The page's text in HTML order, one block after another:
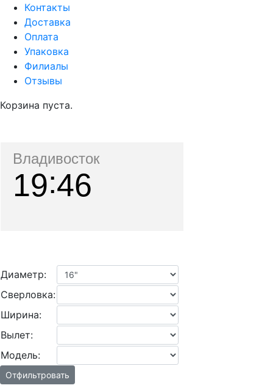
Контакты
Доставка
Оплата
Упаковка
Филиалы
Отзывы
Корзина пуста.
Владивосток
19 46
Диаметр:
Сверловка:
Ширина:
Вылет:
Модель:
Отфильтровать